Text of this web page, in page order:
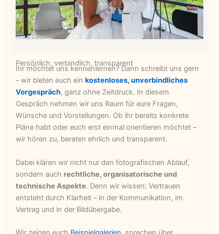
Persönlich, verbindlich, transparent
Ihr möchtet uns kennenlernen? Dann schreibt uns gern
– wir bieten euch einkostenloses, unverbindliches
Vorgespräch, ganz ohne Zeitdruck. In diesem
Gespräch nehmen wir uns Raum für eure Fragen,
Wünsche und Vorstellungen. Ob ihr bereits konkrete
Pläne habt oder euch erst einmal orientieren möchtet –
wir hören zu, beraten ehrlich und transparent.
Dabei klären wir nicht nur den fotografischen Ablauf,
sondern auch rechtliche, organisatorische und
technische Aspekte. Denn wir wissen: Vertrauen
entsteht durch Klarheit – in der Kommunikation, im
Vertrag und in der Bildübergabe.